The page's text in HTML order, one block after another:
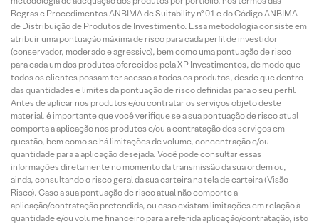
Regras e Procedimentos ANBIMA de Suitability nº 01 e do Código ANBIMA
de Distribuição de Produtos de Investimento. Essa metodologia consiste em
atribuir uma pontuação máxima de risco para cada perfil de investidor
(conservador, moderado e agressivo), bem como uma pontuação de risco
para cada um dos produtos oferecidos pela XP Investimentos, de modo que
todos os clientes possam ter acesso a todos os produtos, desde que dentro
das quantidades e limites da pontuação de risco definidas para o seu perfil.
Antes de aplicar nos produtos e/ou contratar os serviços objeto deste
material, é importante que você verifique se a sua pontuação de risco atual
comporta a aplicação nos produtos e/ou a contratação dos serviços em
questão, bem como se há limitações de volume, concentração e/ou
quantidade para a aplicação desejada. Você pode consultar essas
informações diretamente no momento da transmissão da sua ordem ou,
ainda, consultando o risco geral da sua carteira na tela de carteira (Visão
Risco). Caso a sua pontuação de risco atual não comporte a
aplicação/contratação pretendida, ou caso existam limitações em relação à
quantidade e/ou volume financeiro para a referida aplicação/contratação, isto